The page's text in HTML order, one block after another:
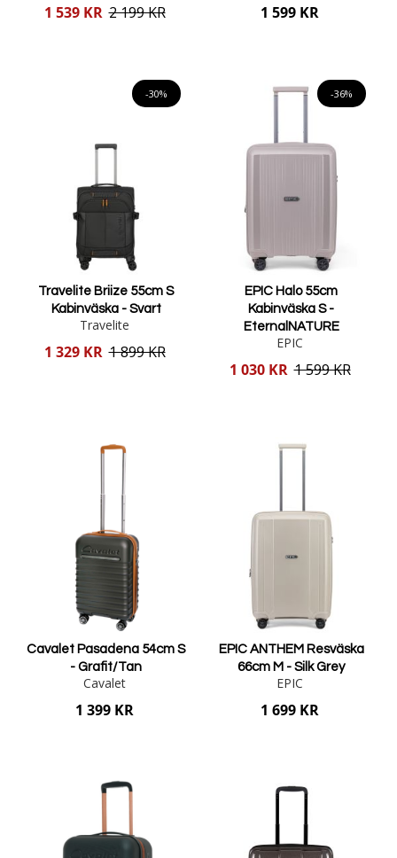
Reducerat
1 539 KR 2 199 KR 1 599 KR
-30%
Travelite Briize 55cm S
Kabinväska - Svart
Travelite
Reducerat
1 329 KR 1 899 KR
-36%
EPIC Halo 55cm
Kabinväska S -
EternalNATURE
EPIC
Reducerat
1 030 KR 1 599 KR
Cavalet Pasadena 54cm S
- Grafit/Tan
Cavalet
1 399 KR
EPIC ANTHEM Resväska
66cm M - Silk Grey
EPIC
1 699 KR